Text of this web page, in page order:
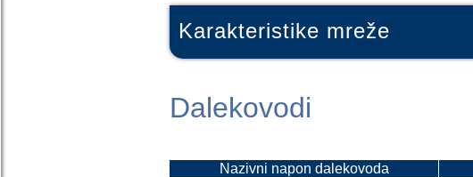
Karakteristike mreže
Dalekovodi
Nazivni napon dalekovoda